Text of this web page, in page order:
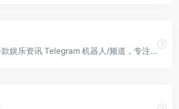
Super Telegram 是一款娱乐资讯 Telegram 机器人/频道，专注于明星八卦、时尚生活和实时新闻分享，帮助用户轻松获取热门娱乐动态。